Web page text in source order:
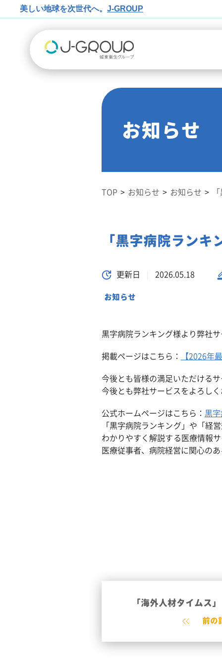
美しい地球を次世代へ。 J-GROUP
お知らせ
TOP お知らせ お知らせ
「黒字病院ランキ
更新日 2026.05.18
お知らせ
黒字病院ランキング様より弊社
掲載ページはこちら： 【2026年
今後とも皆様の満足いただける
今後とも弊社サービスをよろし
公式ホームページはこちら： 黒
「黒字病院ランキング」や「経
わかりやすく解説する医療情報
医療従事者、病院経営に関心の
「海外人材タイムス
前の